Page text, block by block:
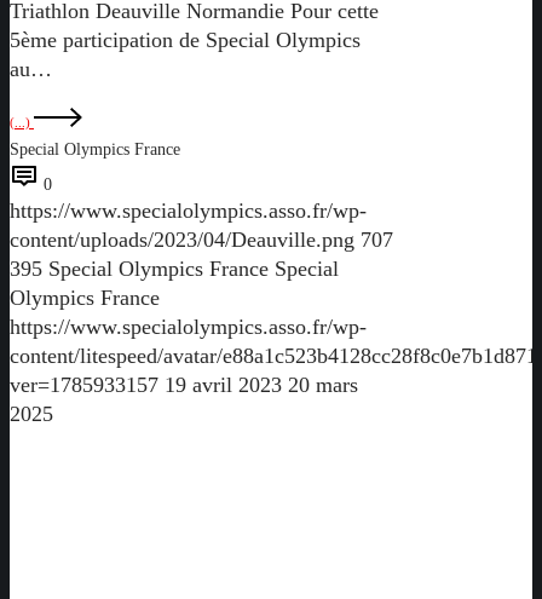
Triathlon Deauville Normandie Pour cette
5ème participation de Special Olympics
au…
(...)
Special Olympics France
0
https://www.specialolympics.asso.fr/wp-
content/uploads/2023/04/Deauville.png 707
395 Special Olympics France Special
Olympics France
https://www.specialolympics.asso.fr/wp-
content/litespeed/avatar/
ver=1785933157 19 avril 2023 20 mars
2025